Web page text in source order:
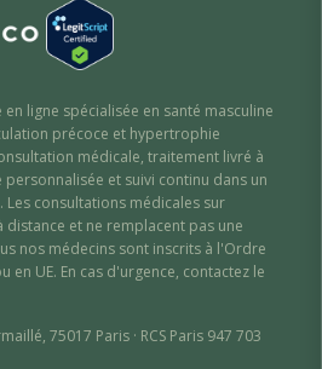
ligne spécialisée en santé masculine
précoce et hypertrophie
médicale, traitement livré à
et suivi continu dans un
consultations médicales sur
distance et ne remplacent pas une
nos médecins sont inscrits à l'Ordre
en UE. En cas d'urgence, contactez le
75017 Paris · RCS Paris 947 703